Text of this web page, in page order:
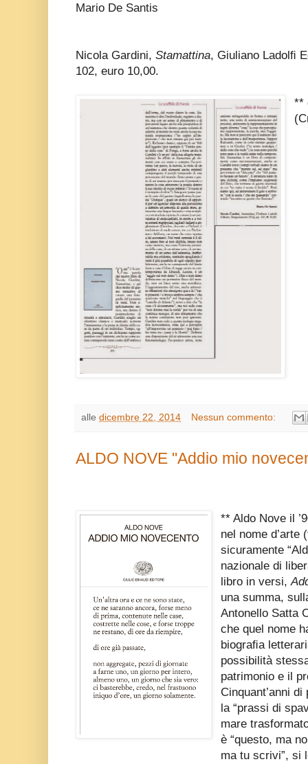
Mario De Santis
Nicola Gardini, Stamattina, Giuliano Ladolﬁ
102, euro 10,00.
**
alle dicembre 22, 2014 Nessun commento:
ALDO NOVE "Addio mio
** Aldo Nove il
nel nome d’arte
sicuramente
nazionale di
libro in versi,
una summa,
Antonello Satta
che quel nome
biograﬁa
possibilità
patrimonio e il
Cinquant’anni
la “prassi di
mare
è “questo, ma
ma tu scrivi”, si